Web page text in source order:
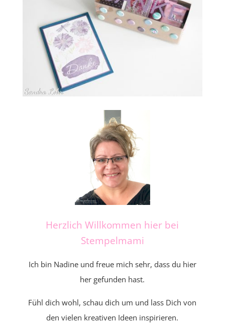
Herzlich Willkommen hier bei
Stempelmami
Ich bin Nadine und freue mich sehr, dass du hier
her gefunden hast.
Fühl dich wohl, schau dich um und lass Dich von
den vielen kreativen Ideen inspirieren.